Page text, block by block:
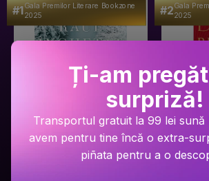
#1Gala Premilor Literare Bookzone
2025
Ariel Lawhon
Râul Înghețat
#2Gala
2025
Ți-am
surpriză!
Transportul gratuit la 99 lei sună
avem pentru tine încă o extra-
piñata pentru a o